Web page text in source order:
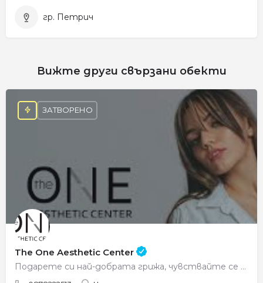
гр. Петрич
Вижте други свързани обекти
The One Aesthetic Center
Подарете си най-добрата грижа, чувствайте се красиви всеки ден.
ЗАТВОРЕНО